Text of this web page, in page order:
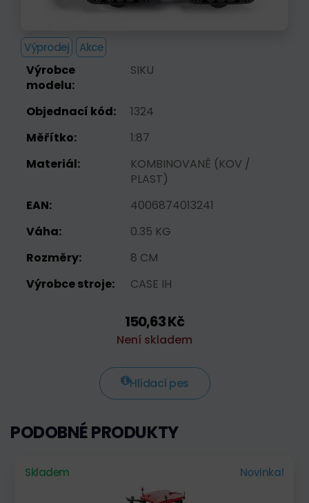
Výprodej Akce
Výrobce
modelu:
SIKU
Objednací kód:
1324
Měřítko:
1:87
Materiál:
KOMBINOVANĚ (KOV /
PLAST)
EAN:
4006874013241
Váha:
0.35 KG
Rozměry:
8 CM
Výrobce stroje:
CASE IH
150,63 Kč
Není skladem
Hlídací pes
PODOBNÉ PRODUKTY
Skladem Novinka!